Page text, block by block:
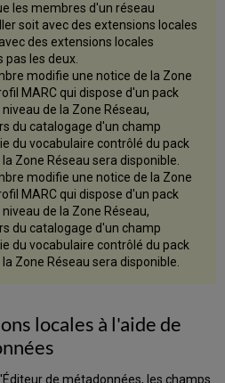
les membres d'un réseau
soit avec des extensions locales
des extensions locales
pas les deux.
modifie une notice de la Zone
MARC qui dispose d'un pack
de la Zone Réseau,
du catalogage d'un champ
du vocabulaire contrôlé du pack
Zone Réseau sera disponible.
modifie une notice de la Zone
MARC qui dispose d'un pack
de la Zone Réseau,
du catalogage d'un champ
du vocabulaire contrôlé du pack
Zone Réseau sera disponible.
locales à l'aide de
de métadonnées, les champs